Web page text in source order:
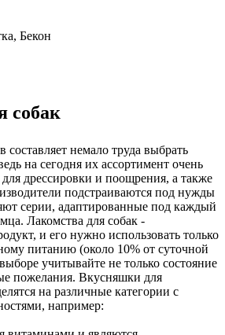
Бекон
собак
составляет немало труда выбрать
на сегодня их ассортимент очень
дрессировки и поощрения, а также
подстраиваются под нужды
серии, адаптированные под каждый
Лакомства для собак -
и его нужно использовать только
питанию (около 10% от суточной
учитывайте не только состояние
пожелания. Вкусняшки для
на различные категории с
например: